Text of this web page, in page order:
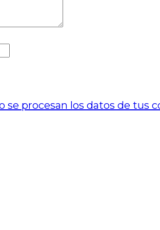
se procesan los datos de tus